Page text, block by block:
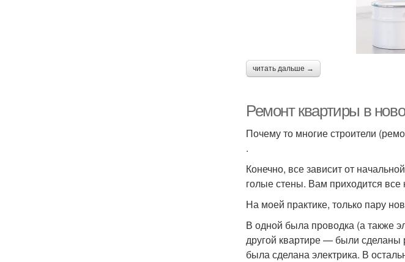
читать дальше →
Ремонт квартиры в
Почему то многие строители
.
Конечно, все зависит от
голые стены. Вам приходится все
На моей практике, только пару
В одной была проводка (а также
другой квартире — были сделаны
была сделана электрика. В